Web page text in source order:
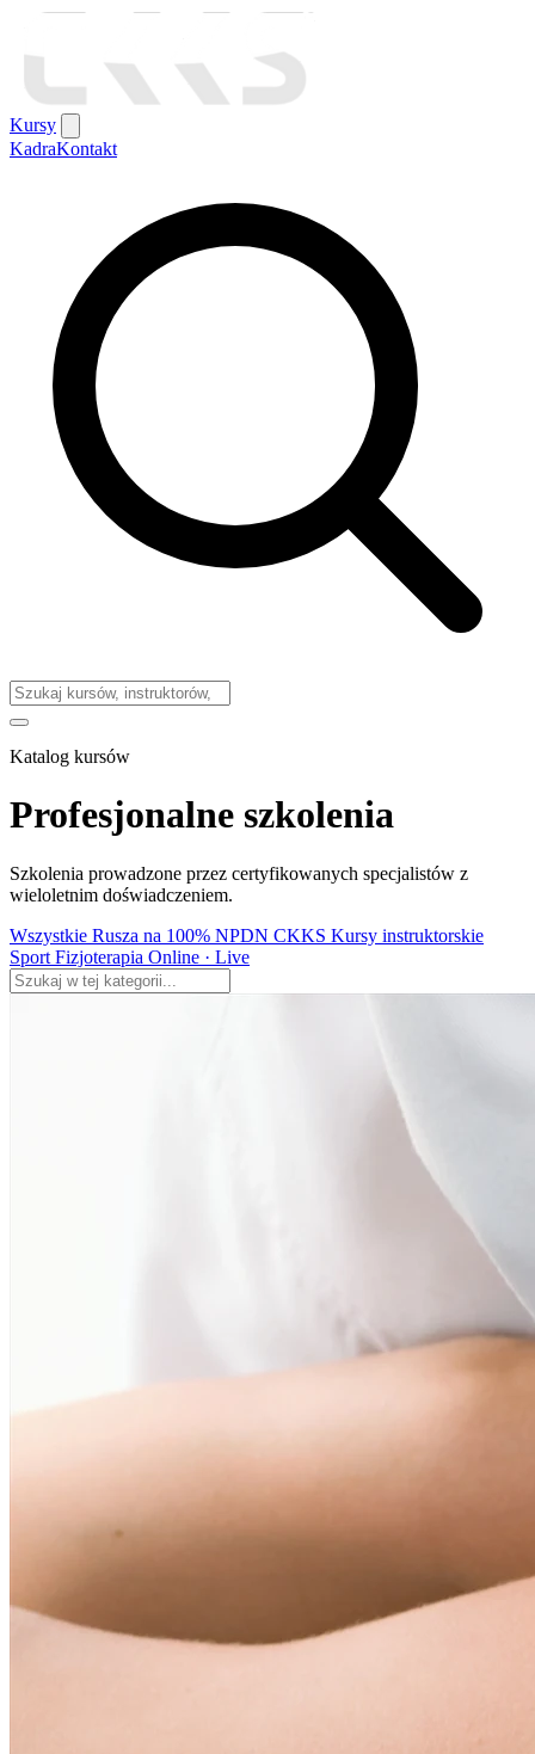
Kursy
KadraKontakt
Katalog kursów
Profesjonalne szkolenia
Szkolenia prowadzone przez certyfikowanych specjalistów z
wieloletnim doświadczeniem.
Wszystkie Rusza na 100% NPDN CKKS Kursy instruktorskie
Sport Fizjoterapia Online · Live